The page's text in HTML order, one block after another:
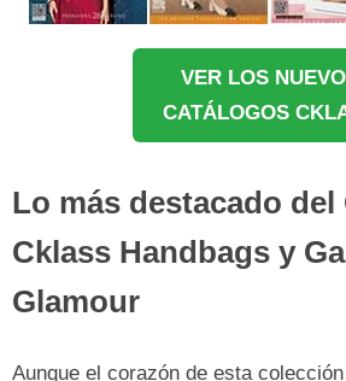
VER LOS
CATÁLOGOS
Lo más destacado del
Cklass Handbags y
Glamour
Aunque el corazón de esta